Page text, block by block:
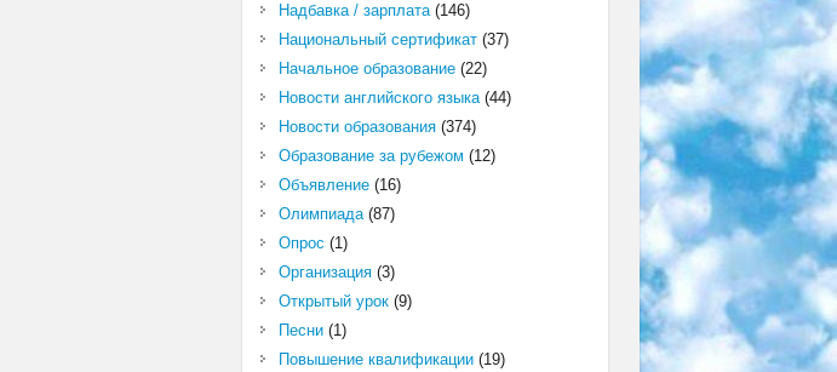
Надбавка / зарплата(146)
Национальный сертификат(37)
Начальное образование(22)
Новости английского языка(44)
Новости образования(374)
Образование за рубежом (12)
Объявление(16)
Олимпиада(87)
Опрос (1)
Организация(3)
Открытый урок(9)
Песни(1)
Повышение квалификации(19)